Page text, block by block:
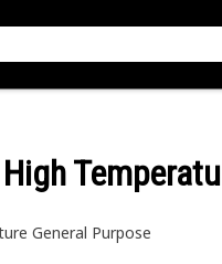
General Purpose